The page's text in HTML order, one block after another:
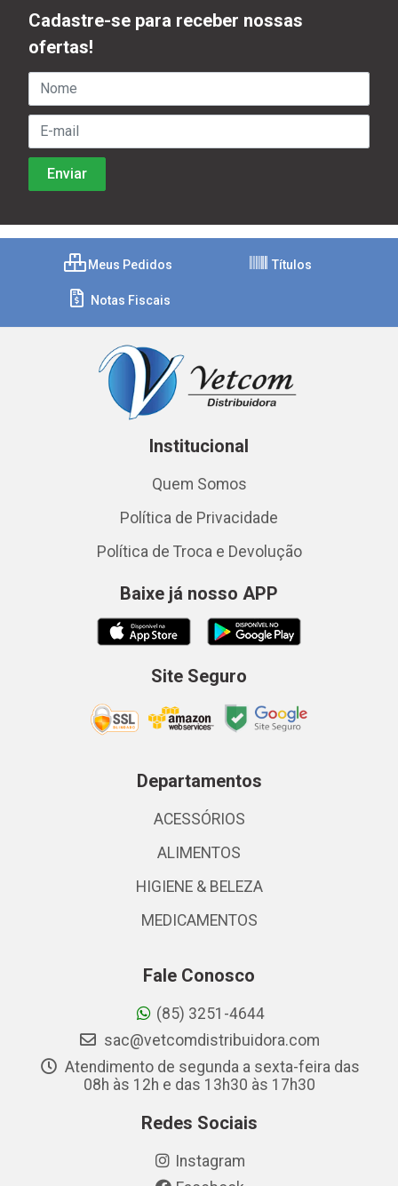
Cadastre-se para receber nossas
ofertas!
Meus Pedidos Títulos
Notas Fiscais
Institucional
Quem Somos
Política de Privacidade
Política de Troca e Devolução
Baixe já nosso APP
Site Seguro
Departamentos
ACESSÓRIOS
ALIMENTOS
HIGIENE & BELEZA
MEDICAMENTOS
Fale Conosco
(85) 3251-4644
sac@vetcomdistribuidora.com
Atendimento de segunda a sexta-feira das
08h às 12h e das 13h30 às 17h30
Redes Sociais
Instagram